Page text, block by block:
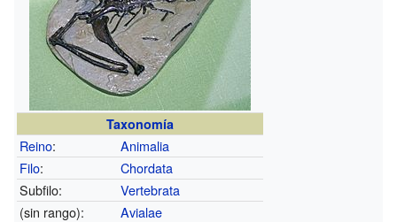
Taxonomía
Reino:
Animalia
Filo:
Chordata
Subfilo:
Vertebrata
(sin rango):
Avialae